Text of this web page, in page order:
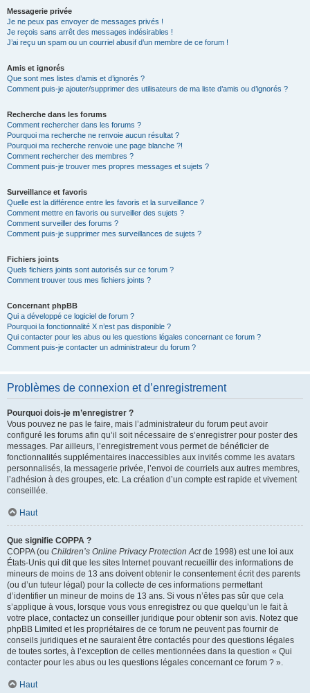
Messagerie privée
Je ne peux pas envoyer de messages privés !
Je reçois sans arrêt des messages indésirables !
J’ai reçu un spam ou un courriel abusif d’un membre de ce forum !
Amis et ignorés
Que sont mes listes d’amis et d’ignorés ?
Comment puis-je ajouter/supprimer des utilisateurs de ma liste d’amis ou d’ignorés ?
Recherche dans les forums
Comment rechercher dans les forums ?
Pourquoi ma recherche ne renvoie aucun résultat ?
Pourquoi ma recherche renvoie une page blanche ?!
Comment rechercher des membres ?
Comment puis-je trouver mes propres messages et sujets ?
Surveillance et favoris
Quelle est la différence entre les favoris et la surveillance ?
Comment mettre en favoris ou surveiller des sujets ?
Comment surveiller des forums ?
Comment puis-je supprimer mes surveillances de sujets ?
Fichiers joints
Quels fichiers joints sont autorisés sur ce forum ?
Comment trouver tous mes fichiers joints ?
Concernant phpBB
Qui a développé ce logiciel de forum ?
Pourquoi la fonctionnalité X n’est pas disponible ?
Qui contacter pour les abus ou les questions légales concernant ce forum ?
Comment puis-je contacter un administrateur du forum ?
Problèmes de connexion et d’enregistrement
Pourquoi dois-je m’enregistrer ?
Vous pouvez ne pas le faire, mais l’administrateur du forum peut avoir
configuré les forums afin qu’il soit nécessaire de s’enregistrer pour poster des
messages. Par ailleurs, l’enregistrement vous permet de bénéficier de
fonctionnalités supplémentaires inaccessibles aux invités comme les avatars
personnalisés, la messagerie privée, l’envoi de courriels aux autres membres,
l’adhésion à des groupes, etc. La création d’un compte est rapide et vivement
conseillée.
Haut
Que signifie COPPA ?
COPPA (ou Children’s Online Privacy Protection Actde 1998) est une loi aux
États-Unis qui dit que les sites Internet pouvant recueillir des informations de
mineurs de moins de 13 ans doivent obtenir le consentement écrit des parents
(ou d’un tuteur légal) pour la collecte de ces informations permettant
d’identifier un mineur de moins de 13 ans. Si vous n’êtes pas sûr que cela
s’applique à vous, lorsque vous vous enregistrez ou que quelqu’un le fait à
votre place, contactez un conseiller juridique pour obtenir son avis. Notez que
phpBB Limited et les propriétaires de ce forum ne peuvent pas fournir de
conseils juridiques et ne sauraient être contactés pour des questions légales
de toutes sortes, à l’exception de celles mentionnées dans la question « Qui
contacter pour les abus ou les questions légales concernant ce forum ? ».
Haut